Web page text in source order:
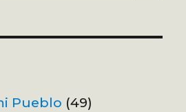
Pueblo (49)